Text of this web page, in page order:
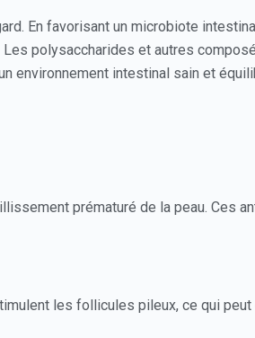
En favorisant un microbiote
polysaccharides et autres
environnement intestinal sain et
prématuré de la peau. Ces
les follicules pileux, ce qui peut